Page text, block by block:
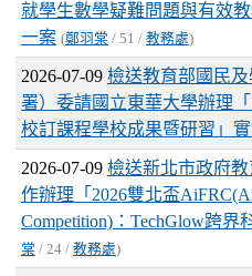
就學生數學疑難問題與有效
一案 (鄭羽棠 / 51 / 教務處)
2026-07-09 檢送教育部國民
署）委請國立東華大學辦理
校訂課程學校成果暨研習」
2026-07-09 檢送新北市政府
作辦理「2026雙北盃
Competition)：TechGlow跨
棠 / 24 / 教務處)